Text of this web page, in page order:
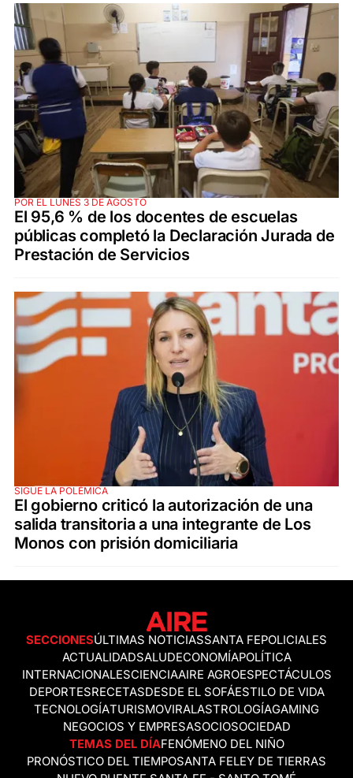
POR EL LUNES 3 DE AGOSTO
El 95,6 % de los docentes de escuelas
públicas completó la Declaración Jurada de
Prestación de Servicios
SIGUE LA POLÉMICA
El gobierno criticó la autorización de una
salida transitoria a una integrante de Los
Monos con prisión domiciliaria
SECCIONESÚLTIMAS NOTICIASSANTA FEPOLICIALES
ACTUALIDADSALUDECONOMÍAPOLÍTICA
INTERNACIONALESCIENCIAAIRE AGROESPECTÁCULOS
DEPORTESRECETASDESDE EL SOFÁESTILO DE VIDA
TECNOLOGÍATURISMOVIRALASTROLOGÍAGAMING
NEGOCIOS Y EMPRESASOCIOSOCIEDAD
TEMAS DEL DÍAFENÓMENO DEL NIÑO
PRONÓSTICO DEL TIEMPOSANTA FELEY DE TIERRAS